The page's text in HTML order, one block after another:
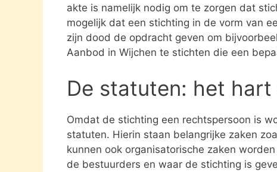
akte is namelijk nodig om te zorgen dat
mogelijk dat een stichting in de vorm van
zijn dood de opdracht geven om
Aanbod in Wijchen te stichten die een
De statuten: het
Omdat de stichting een rechtspersoon is
statuten. Hierin staan belangrijke zaken
kunnen ook organisatorische zaken
de bestuurders en waar de stichting is